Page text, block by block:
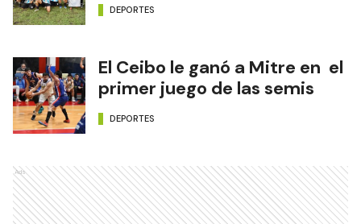
DEPORTES
El Ceibo le ganó a Mitre en el
primer juego de las semis
DEPORTES
Ads